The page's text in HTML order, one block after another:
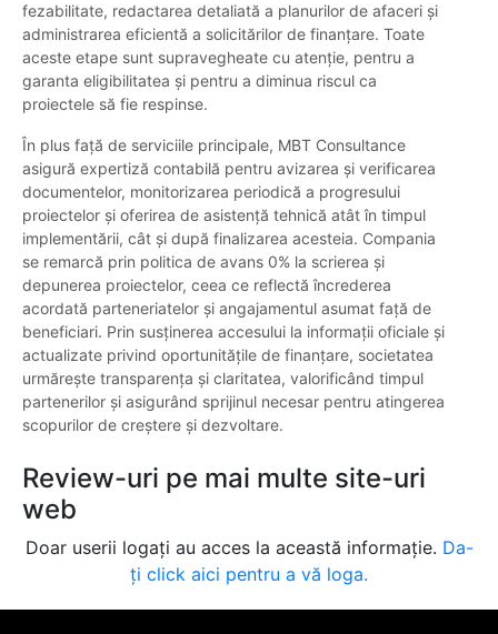
fezabilitate, redactarea detaliată a planurilor de afaceri și
administrarea eficientă a solicitărilor de finanțare. Toate
aceste etape sunt supravegheate cu atenție, pentru a
garanta eligibilitatea și pentru a diminua riscul ca
proiectele să fie respinse.
În plus față de serviciile principale, MBT Consultance
asigură expertiză contabilă pentru avizarea și verificarea
documentelor, monitorizarea periodică a progresului
proiectelor și oferirea de asistență tehnică atât în timpul
implementării, cât și după finalizarea acesteia. Compania
se remarcă prin politica de avans 0% la scrierea și
depunerea proiectelor, ceea ce reflectă încrederea
acordată parteneriatelor și angajamentul asumat față de
beneficiari. Prin susținerea accesului la informații oficiale și
actualizate privind oportunitățile de finanțare, societatea
urmărește transparența și claritatea, valorificând timpul
partenerilor și asigurând sprijinul necesar pentru atingerea
scopurilor de creștere și dezvoltare.
Review-uri pe mai multe site-uri
web
Doar userii logați au acces la această informație. Da-
ți click aici pentru a vă loga.